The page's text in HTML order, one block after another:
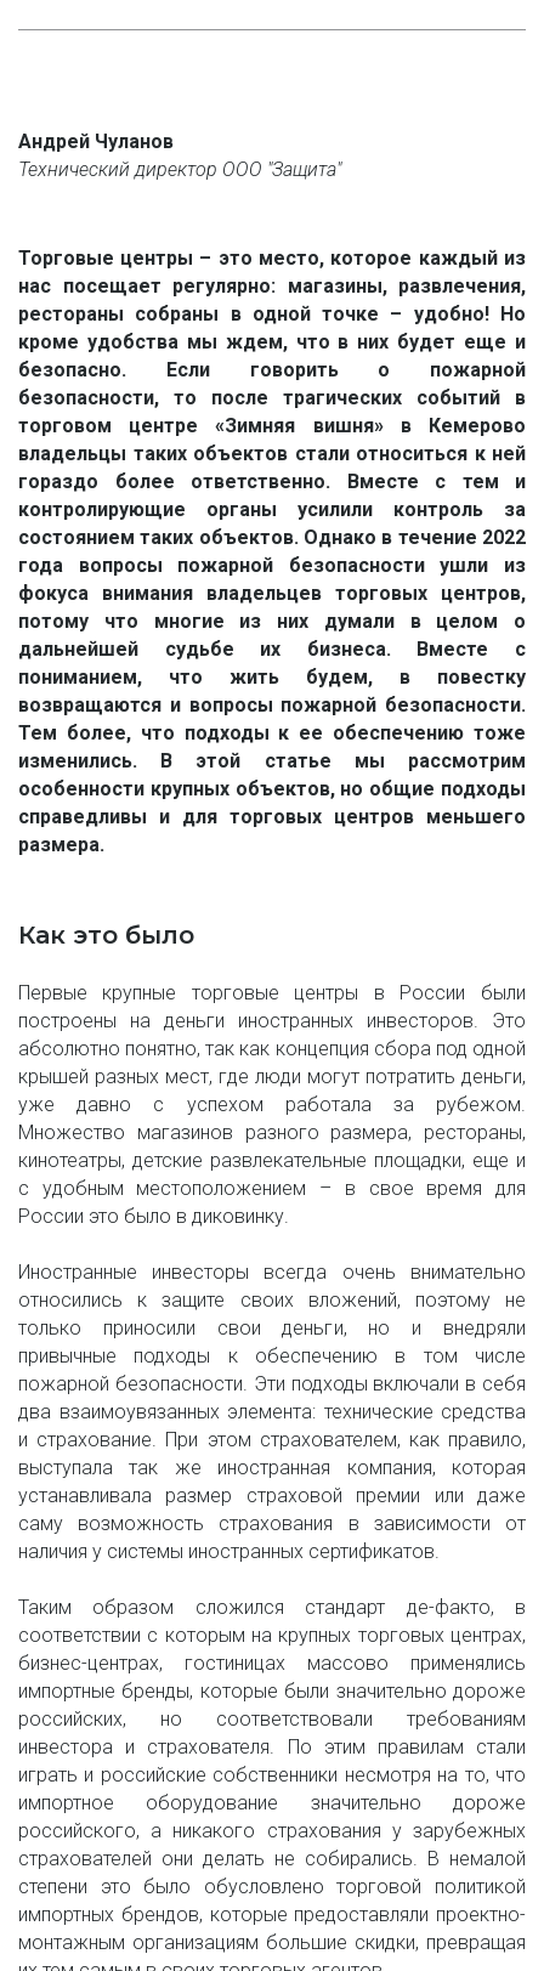
Андрей Чуланов
Технический директор ООО "Защита"
Торговые центры – это место, которое каждый из
нас посещает регулярно: магазины, развлечения,
рестораны собраны в одной точке – удобно! Но
кроме удобства мы ждем, что в них будет еще и
безопасно. Если говорить о пожарной
безопасности, то после трагических событий в
торговом центре «Зимняя вишня» в Кемерово
владельцы таких объектов стали относиться к ней
гораздо более ответственно. Вместе с тем и
контролирующие органы усилили контроль за
состоянием таких объектов. Однако в течение 2022
года вопросы пожарной безопасности ушли из
фокуса внимания владельцев торговых центров,
потому что многие из них думали в целом о
дальнейшей судьбе их бизнеса. Вместе с
пониманием, что жить будем, в повестку
возвращаются и вопросы пожарной безопасности.
Тем более, что подходы к ее обеспечению тоже
изменились. В этой статье мы рассмотрим
особенности крупных объектов, но общие подходы
справедливы и для торговых центров меньшего
размера.
Как это было
Первые крупные торговые центры в России были
построены на деньги иностранных инвесторов. Это
абсолютно понятно, так как концепция сбора под одной
крышей разных мест, где люди могут потратить деньги,
уже давно с успехом работала за рубежом.
Множество магазинов разного размера, рестораны,
кинотеатры, детские развлекательные площадки, еще и
с удобным местоположением – в свое время для
России это было в диковинку.
Иностранные инвесторы всегда очень внимательно
относились к защите своих вложений, поэтому не
только приносили свои деньги, но и внедряли
привычные подходы к обеспечению в том числе
пожарной безопасности. Эти подходы включали в себя
два взаимоувязанных элемента: технические средства
и страхование. При этом страхователем, как правило,
выступала так же иностранная компания, которая
устанавливала размер страховой премии или даже
саму возможность страхования в зависимости от
наличия у системы иностранных сертификатов.
Таким образом сложился стандарт де-факто, в
соответствии с которым на крупных торговых центрах,
бизнес-центрах, гостиницах массово применялись
импортные бренды, которые были значительно дороже
российских, но соответствовали требованиям
инвестора и страхователя. По этим правилам стали
играть и российские собственники несмотря на то, что
импортное оборудование значительно дороже
российского, а никакого страхования у зарубежных
страхователей они делать не собирались. В немалой
степени это было обусловлено торговой политикой
импортных брендов, которые предоставляли проектно-
монтажным организациям большие скидки, превращая